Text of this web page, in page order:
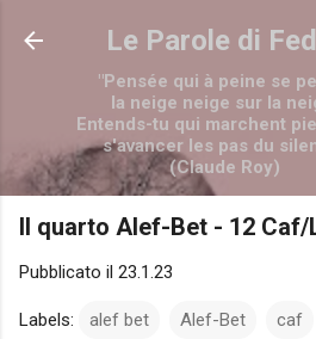
Passa ai contenuti
Le Parole di
"Pensée qui à peine se
la neige neige sur la
Entends-tu qui marchent
s'avancer les pas du
(Claude Roy)
Il quarto Alef-Bet - 12 Caf/
Pubblicato il 23.1.23
Labels: alef bet Alef-Bet caf